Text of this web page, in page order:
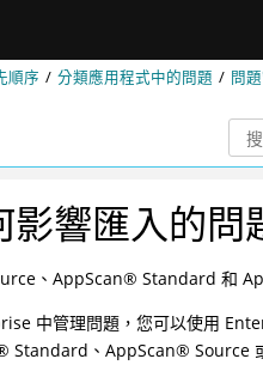
順序 分類應用程式中的問題 問
影響匯入的問
、AppScan® Standard 和
中管理問題，您可以使用
Standard、AppScan® Source